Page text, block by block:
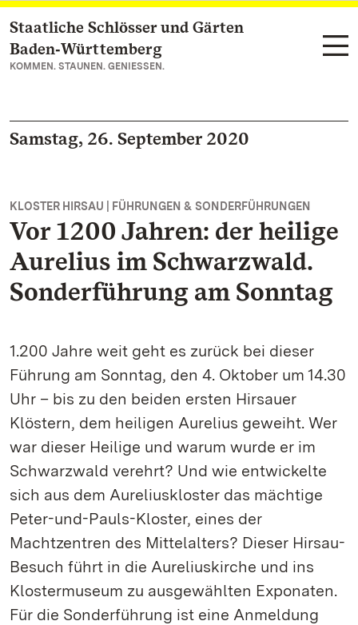
Zum Hauptinhalt springen
Staatliche Schlösser und Gärten
Baden‑Württemberg
KOMMEN. STAUNEN. GENIESSEN.
Samstag, 26. September 2020
KLOSTER HIRSAU | FÜHRUNGEN & SONDERFÜHRUNGEN
Vor 1200 Jahren: der heilige
Aurelius im Schwarzwald.
Sonderführung am Sonntag
1.200 Jahre weit geht es zurück bei dieser
Führung am Sonntag, den 4. Oktober um 14.30
Uhr – bis zu den beiden ersten Hirsauer
Klöstern, dem heiligen Aurelius geweiht. Wer
war dieser Heilige und warum wurde er im
Schwarzwald verehrt? Und wie entwickelte
sich aus dem Aureliuskloster das mächtige
Peter-und-Pauls-Kloster, eines der
Machtzentren des Mittelalters? Dieser Hirsau-
Besuch führt in die Aureliuskirche und ins
Klostermuseum zu ausgewählten Exponaten.
Für die Sonderführung ist eine Anmeldung